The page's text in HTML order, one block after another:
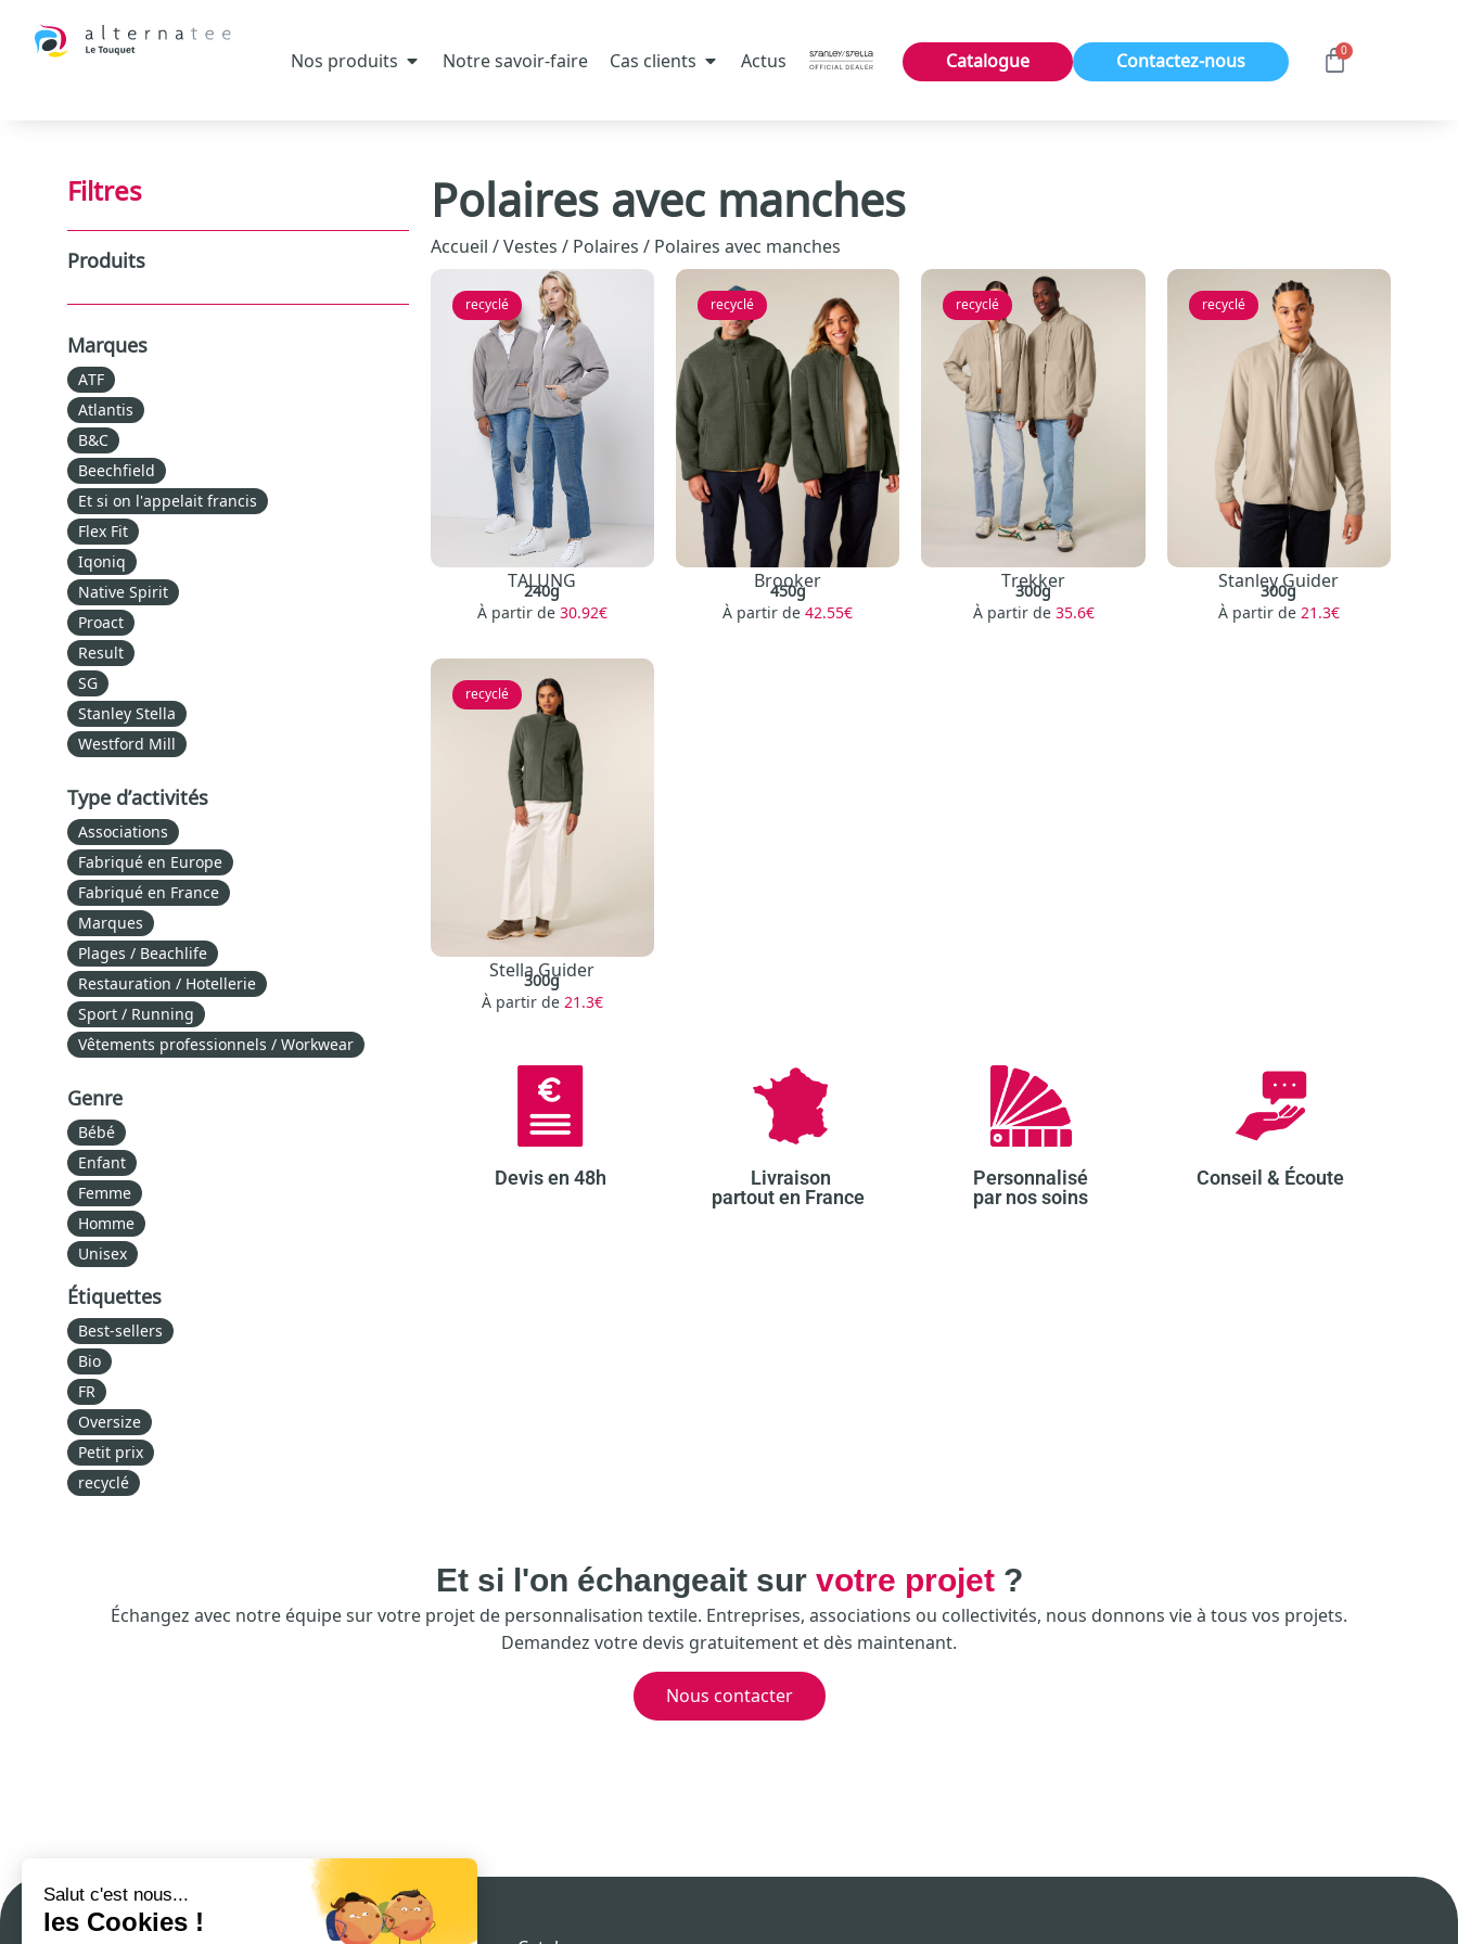
Nos produits Notre savoir-faire Cas clients Actus Catalogue Contactez-nous 0
Filtres
Produits
Étiquettes
Best-sellers
Bio
FR
Oversize
Petit prix
recyclé
Genre
Bébé
Enfant
Femme
Homme
Unisex
Type d’activités
Associations
Fabriqué en Europe
Fabriqué en France
Marques
Plages / Beachlife
Restauration / Hotellerie
Sport / Running
Vêtements professionnels / Workwear
Marques
ATF
Atlantis
B&C
Beechfield
Et si on l'appelait francis
Flex Fit
Iqoniq
Native Spirit
Proact
Result
SG
Stanley Stella
Westford Mill
Polaires avec manches
Accueil /Vestes / Polaires / Polaires avec manches
recyclé
TALUNG
240g
À partir de 30.92€
recyclé
Brooker
450g
À partir de42.55€
recyclé
Trekker
300g
À partir de 35.6€
recyclé
Stanley Guider
300g
À partir de 21.3€
recyclé
Stella Guider
300g
À partir de 21.3€
Devis en 48h​
Livraison
partout en France ​
Personnalisé
par nos soins​
Conseil & Écoute​
Et si l'on échangeait sur votre projet?
Échangez avec notre équipe sur votre projet de personnalisation textile. Entreprises, associations ou collectivités, nous donnons vie à tous vos projets.
Demandez votre devis gratuitement et dès maintenant.
Nous contacter